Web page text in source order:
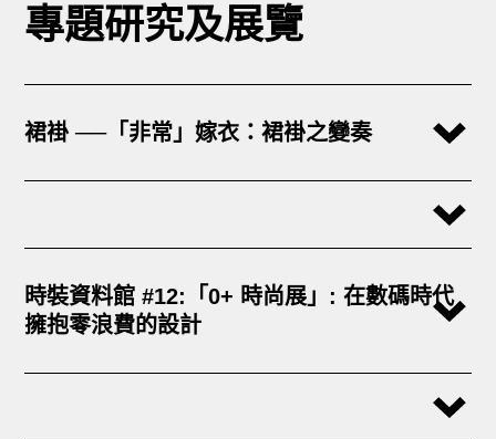
專題研究及展覽
裙褂 ──「非常」嫁衣：裙褂之變奏
時裝資料館 #12:「0+ 時尚展」: 在數碼時代
擁抱零浪費的設計